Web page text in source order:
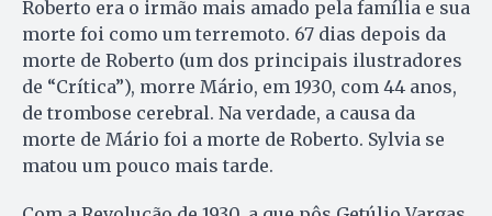
Roberto era o irmão mais amado pela família e sua
morte foi como um terremoto. 67 dias depois da
morte de Roberto (um dos principais ilustradores
de “Crítica”), morre Mário, em 1930, com 44 anos,
de trombose cerebral. Na verdade, a causa da
morte de Mário foi a morte de Roberto. Sylvia se
matou um pouco mais tarde.